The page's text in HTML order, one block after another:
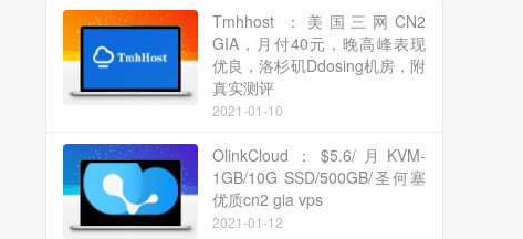
Tmhhost ：美国三网CN2
GIA，月付40元，晚高峰表现
优良，洛杉矶Ddosing机房，附
真实测评
2021-01-10
OlinkCloud：$5.6/月KVM-
1GB/10G SSD/500GB/圣何塞
优质cn2 gia vps
2021-01-12